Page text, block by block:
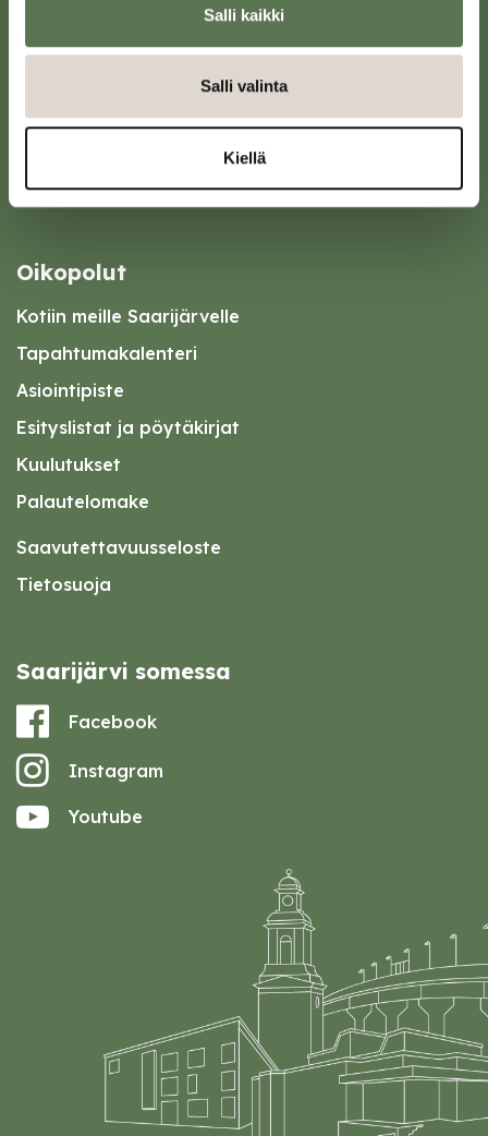
Salli kaikki
Salli valinta
Kiellä
kirjaamo@saarijarvi.fi
Oikopolut
Kotiin meille Saarijärvelle
Tapahtumakalenteri
Asiointipiste
Esityslistat ja pöytäkirjat
Kuulutukset
Palautelomake
Saavutettavuusseloste
Tietosuoja
Saarijärvi somessa
Facebook
Instagram
Youtube